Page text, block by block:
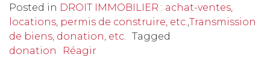
Posted in DROIT IMMOBILIER : achat-ventes,
locations, permis de construire, etc. Transmission
de biens, donation, etc.
Tagged
donation
Réagir